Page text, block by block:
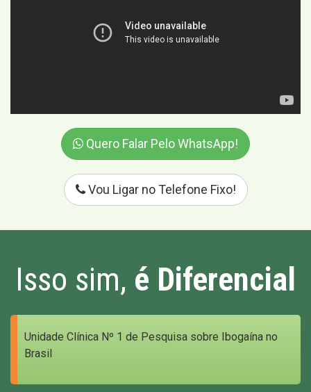
Quero Falar Pelo WhatsApp!
Vou Ligar no Telefone Fixo!
Isso sim, é Diferencial
Unidade Clínica Nº 1 de Pesquisa sobre Ibogaína no
Brasil